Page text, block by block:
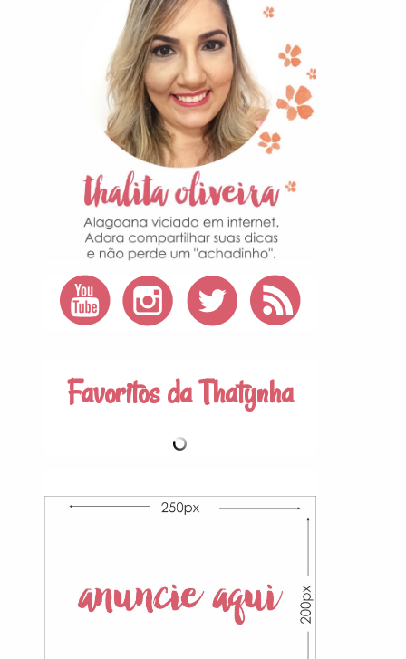
Favoritos da Thatynha